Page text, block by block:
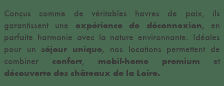
Conçus comme de véritables havres de paix, ils
garantissent une expérience de déconnexion, en
parfaite harmonie avec la nature environnante. Idéales
pour un séjour unique, nos locations permettent de
combiner confort, mobil-home premium et
découverte des châteaux de la Loire.